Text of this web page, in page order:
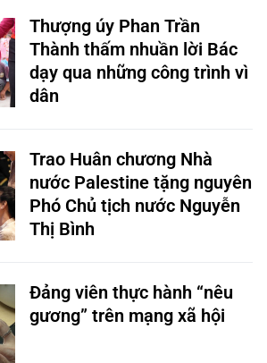
Thượng úy Phan Trần
Thành thấm nhuần lời Bác
dạy qua những công trình vì
dân
Trao Huân chương Nhà
nước Palestine tặng nguyên
Phó Chủ tịch nước Nguyễn
Thị Bình
Đảng viên thực hành “nêu
gương” trên mạng xã hội